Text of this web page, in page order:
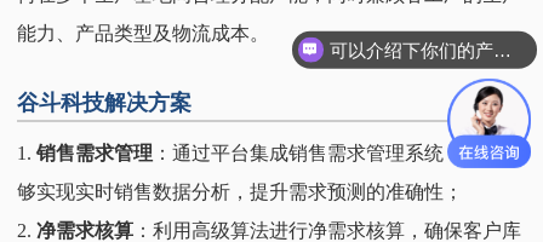
能力、产品类型及物流成本。
谷斗科技解决方案
1. 销售需求管理 ：通过平台集成销售需求管理系统，企业能
够实现实时销售数据分析，提升需求预测的准确性；
2. 净需求核算 ：利用高级算法进行净需求核算，确保客户库
可以介绍下你们的产品么？